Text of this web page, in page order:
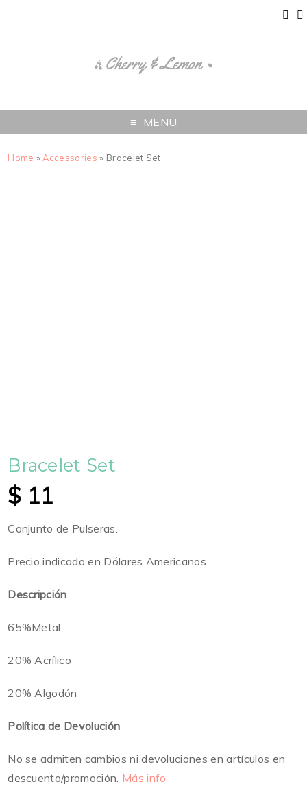
MENU
Home » Accessories » Bracelet Set
Bracelet Set
$ 11
Conjunto de Pulseras.
Precio indicado en Dólares Americanos.
Descripción
65%Metal
20% Acrílico
20% Algodón
Política de Devolución
No se admiten cambios ni devoluciones en artículos en
descuento/promoción. Más info